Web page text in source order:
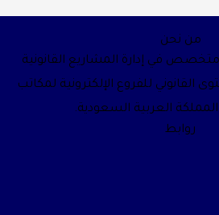
من نحن
متخصص في إدارة المشاريع القانونية
القانوني للفروع الإلكترونية لمكاتب
العربية السعودية.
روابط